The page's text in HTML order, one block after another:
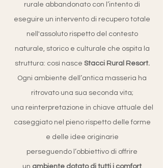
rurale abbandonato con l’intento di
eseguire un intervento di recupero totale
nell'assoluto rispetto del contesto
naturale, storico e culturale che ospita la
struttura: così nasce Stacci Rural Resort.
Ogni ambiente dell’antica masseria ha
ritrovato una sua seconda vita;
una reinterpretazione in chiave attuale del
caseggiato nel pieno rispetto delle forme
e delle idee originarie
perseguendo l’obbiettivo di offrire
un ambiente dotato di tutti i comfort